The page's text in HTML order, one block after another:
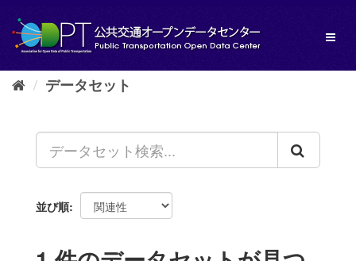
し
データセット
並び順